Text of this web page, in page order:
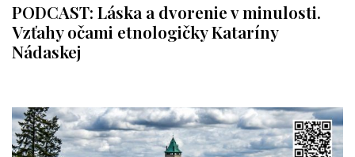
PODCAST: Láska a dvorenie v minulosti.
Vzťahy očami etnologičky Kataríny
Nádaskej